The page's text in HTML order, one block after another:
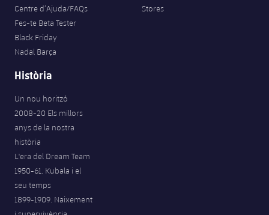
Centre d’Ajuda/FAQs
Fes-te Beta Tester
Black Friday
Nadal Barça
Stores
Història
Un nou horitzó
2008-20 Els millors
anys de la nostra
història
L'era del Dream Team
1950-61. Kubala i el
seu temps
1899-1909. Naixement